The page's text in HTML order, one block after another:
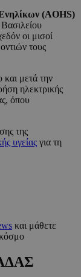
(AOHS)
οι μισοί
τους
και μετά την
ηλεκτρικής
όπου
της
υγείας για τη
και μάθετε
κόσμο